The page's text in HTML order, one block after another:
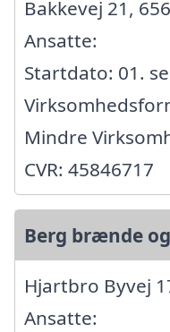
Bakkevej 21,
Ansatte:
Startdato: 01.
Mindre
CVR: 45846717
Berg brænde
Hjartbro Byvej
Ansatte: